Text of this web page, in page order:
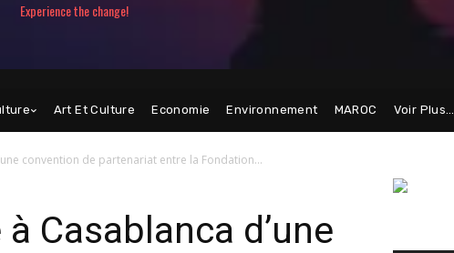
Experience the change!
Art Et Culture Economie Environnement MAROC Voir Plus…
convention de partenariat entre la Fondation...
Casablanca d’une